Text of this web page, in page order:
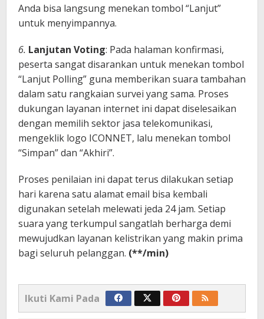
Anda bisa langsung menekan tombol “Lanjut”
untuk menyimpannya.
6. Lanjutan Voting: Pada halaman konfirmasi,
peserta sangat disarankan untuk menekan tombol
“Lanjut Polling” guna memberikan suara tambahan
dalam satu rangkaian survei yang sama. Proses
dukungan layanan internet ini dapat diselesaikan
dengan memilih sektor jasa telekomunikasi,
mengeklik logo ICONNET, lalu menekan tombol
“Simpan” dan “Akhiri”.
Proses penilaian ini dapat terus dilakukan setiap
hari karena satu alamat email bisa kembali
digunakan setelah melewati jeda 24 jam. Setiap
suara yang terkumpul sangatlah berharga demi
mewujudkan layanan kelistrikan yang makin prima
bagi seluruh pelanggan. (**/min)
Ikuti Kami Pada